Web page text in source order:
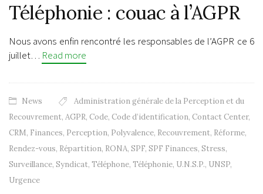
Téléphonie : couac à l’AGPR
Nous avons enfin rencontré les responsables de l’AGPR ce 6
juillet… Read more
News
Administration générale de la Perception et du
Recouvrement, AGPR, Code, Code d’identification, Contact Center,
CRM, Finances, Perception, Polyvalence, Recouvrement, Réforme,
Rendez-vous, Répartition, RONA, SPF, SPF Finances, Stress,
Surveillance, Syndicat, Téléphone, Téléphonie, U.N.S.P., UNSP,
Urgence